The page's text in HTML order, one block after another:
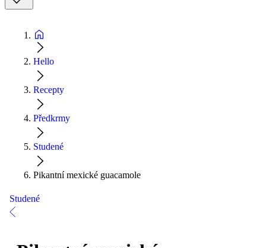
Hello
Recepty
Předkrmy
Studené
Pikantní mexické guacamole
Studené